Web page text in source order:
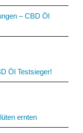
– CBD Öl
Öl Testsieger!
ernten